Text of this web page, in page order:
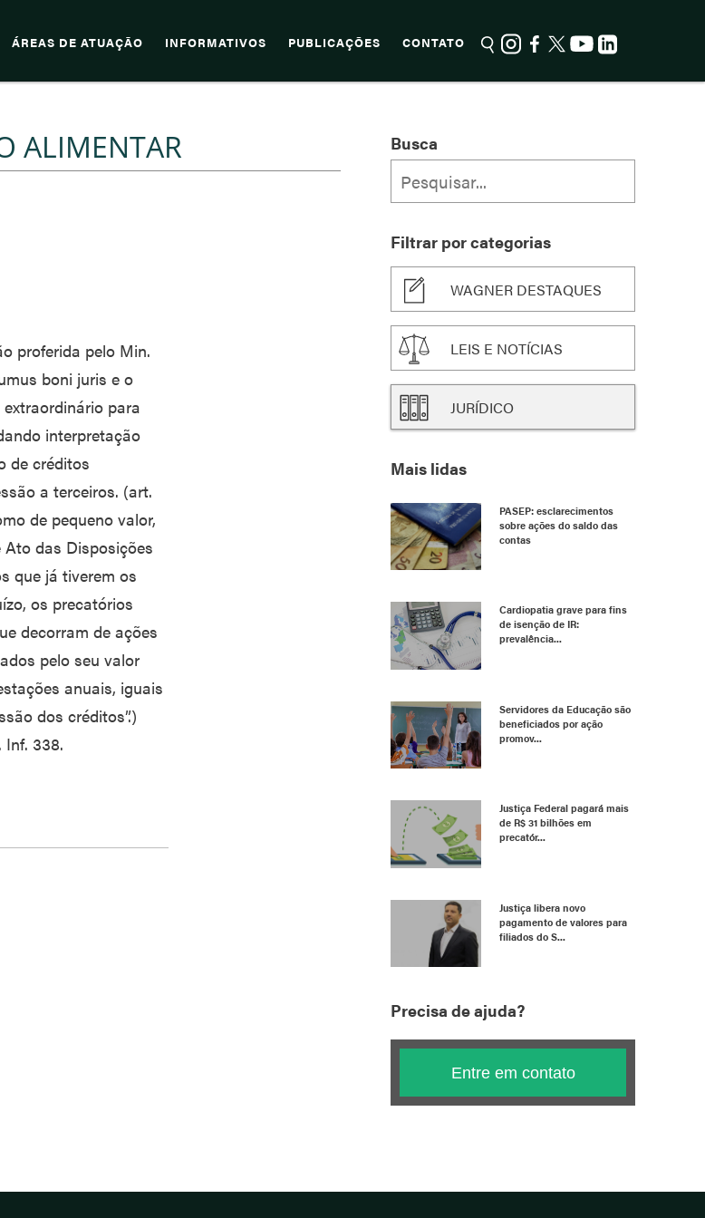
ÁREAS DE ATUAÇÃO INFORMATIVOS PUBLICAÇÕES CONTATO
ALIMENTAR
proferida pelo Min.
boni juris e o
para
interpretação
de créditos
a terceiros. (art.
de pequeno valor,
das Disposições
que já tiverem os
os precatórios
decorram de ações
pelo seu valor
anuais, iguais
dos créditos”.)
Inf. 338.
Busca
Filtrar por categorias
WAGNER DESTAQUES
LEIS E NOTÍCIAS
JURÍDICO
Mais lidas
PASEP: esclarecimentos
sobre ações do saldo das
contas
Cardiopatia grave para fins
de isenção de IR:
prevalência...
Servidores da Educação são
beneficiados por ação
promov...
Justiça Federal pagará mais
de R$ 31 bilhões em
precatór...
Justiça libera novo
pagamento de valores para
filiados do S...
Precisa de ajuda?
Entre em contato